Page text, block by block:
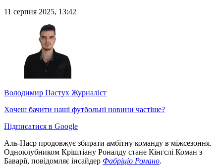
11 серпня 2025, 13:42
Володимир Пастух Журналіст
Хочеш бачити наші футбольні новини частіше?
Підписатися в Google
Аль-Наср продовжує збирати амбітну команду в міжсезоння.
Одноклубником Кріштіану Роналду стане Кінгслі Коман з
Баварії, повідомляє інсайдер Фабріціо Романо.